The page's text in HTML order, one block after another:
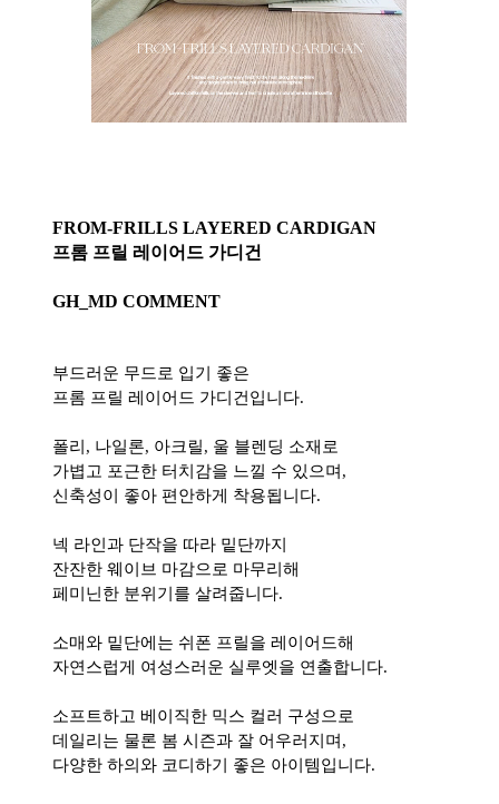
FROM-FRILLS LAYERED CARDIGAN
프롬 프릴 레이어드 가디건
GH_MD COMMENT
부드러운 무드로 입기 좋은
프롬 프릴 레이어드 가디건입니다.
폴리, 나일론, 아크릴, 울 블렌딩 소재로
가볍고 포근한 터치감을 느낄 수 있으며,
신축성이 좋아 편안하게 착용됩니다.
넥 라인과 단작을 따라 밑단까지
잔잔한 웨이브 마감으로 마무리해
페미닌한 분위기를 살려줍니다.
소매와 밑단에는 쉬폰 프릴을 레이어드해
자연스럽게 여성스러운 실루엣을 연출합니다.
소프트하고 베이직한 믹스 컬러 구성으로
데일리는 물론 봄 시즌과 잘 어우러지며,
다양한 하의와 코디하기 좋은 아이템입니다.